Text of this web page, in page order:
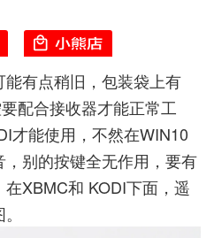
有点稍旧，包装袋上有
配合接收器才能正常工
才能使用，不然在WIN10
别的按键全无作用，要有
XBMC和 KODI下面，遥